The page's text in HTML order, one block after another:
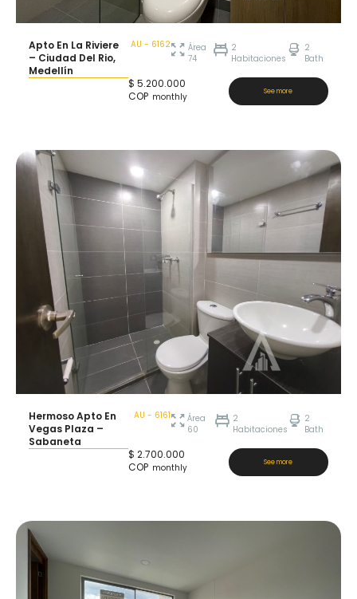
Apto En La Riviere
– Ciudad Del Rio,
Medellín
AU - 6162
Área
74
2
Habitaciones
2
Bath
$ 5.200.000
COP
See more
Hermoso Apto En
Vegas Plaza –
Sabaneta
AU - 6161
Área
60
2
Habitaciones
2
Bath
$ 2.700.000
COP
See more